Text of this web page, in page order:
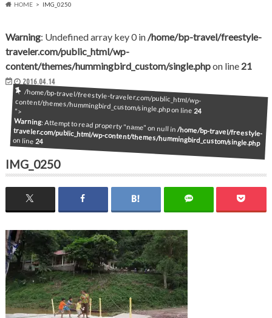
HOME IMG_0250
Warning: Undefined array key 0 in/home/bp-travel/freestyle-
traveler.com/public_html/wp-
content/themes/hummingbird_custom/single.phpon line 21
2016.04.14
/home/bp-travel/freestyle-traveler.com/public_html/wp-content/themes/hummingbird_custom/single.php on line24
">
Warning: Attempt to read property "name" on null in/home/bp-travel/freestyle-
traveler.com/public_html/wp-content/themes/hummingbird_custom/single.php
on line 24
IMG_0250